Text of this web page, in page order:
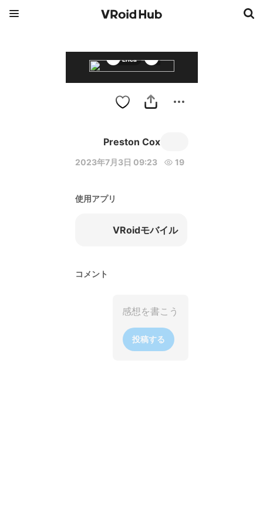
Erica Preston Cox
Preston Cox
2023年7月3日 09:23 19
使用アプリ
VRoidモバイル
コメント
投稿する